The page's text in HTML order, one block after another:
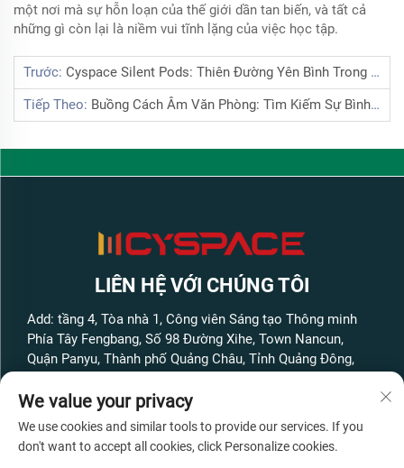
một nơi mà sự hỗn loạn của thế giới dần tan biến, và tất cả
những gì còn lại là niềm vui tĩnh lặng của việc học tập.
Trước: Cyspace Silent Pods: Thiên Đường Yên Bình Trong Cuộc Sống Hiện Đại
Tiếp Theo: Buồng Cách Âm Văn Phòng: Tìm Kiếm Sự Bình An Giữa Những Xáo Trộn Của Văn Phòng
LIÊN HỆ VỚI CHÚNG TÔI
Add: tầng 4, Tòa nhà 1, Công viên Sáng tạo Thông minh
Phía Tây Fengbang, Số 98 Đường Xihe, Town Nancun,
Quận Panyu, Thành phố Quảng Châu, Tỉnh Quảng Đông,
Điện thoại: +86-13316062192
Email:[email protected]
We value your privacy
We use cookies and similar tools to provide our services. If you
don't want to accept all cookies, click Personalize cookies.